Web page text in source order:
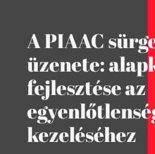
A PIAAC
üzenete:
fejlesztése az
kezeléséhez